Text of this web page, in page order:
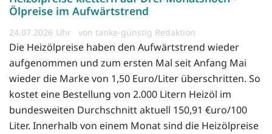
Ölpreise im Aufwärtstrend
24.07.2026 von tanke-günstig Redaktion
Die Heizölpreise haben den Aufwärtstrend wieder
aufgenommen und zum ersten Mal seit Anfang Mai
wieder die Marke von 1,50 Euro/Liter überschritten. So
kostet eine Bestellung von 2.000 Litern Heizöl im
bundesweiten Durchschnitt aktuell 150,91 €uro/100
Liter. Innerhalb von einem Monat sind die Heizölpreise